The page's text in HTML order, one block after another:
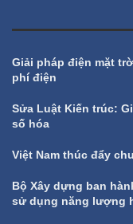
Giải pháp điện mặt
phí điện
Sửa Luật Kiến trúc:
số hóa
Việt Nam thúc đẩy
Bộ Xây dựng ban
sử dụng năng lượng